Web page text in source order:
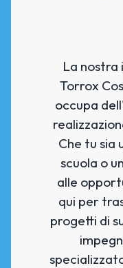
La nostra
Torrox
occupa
Che tu sia
scuola o
alle
qui per
progetti di